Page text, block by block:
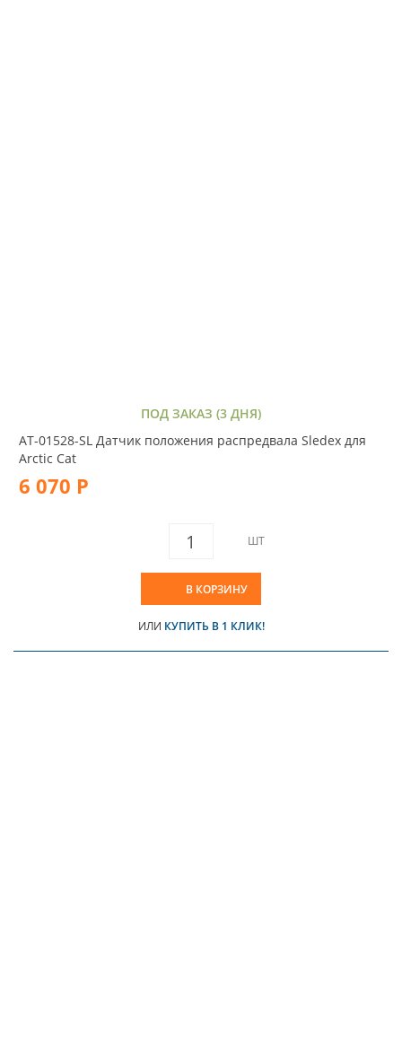
ПОД ЗАКАЗ (3 ДНЯ)
AT-01528-SL Датчик положения распредвала Sledex для
Arctic Cat
6 070 Р
ШТ
В КОРЗИНУ
ИЛИ КУПИТЬ В 1 КЛИК!